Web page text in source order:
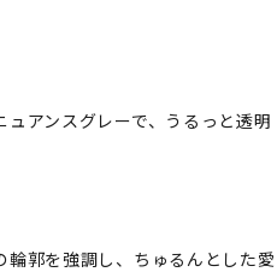
アンスグレーで、うるっと透明
郭を強調し、ちゅるんとした愛